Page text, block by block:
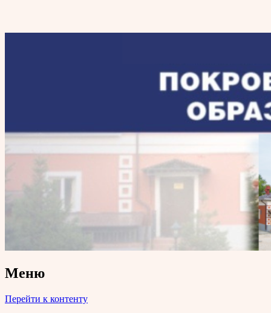
образовательный центр
Меню
Перейти к контенту